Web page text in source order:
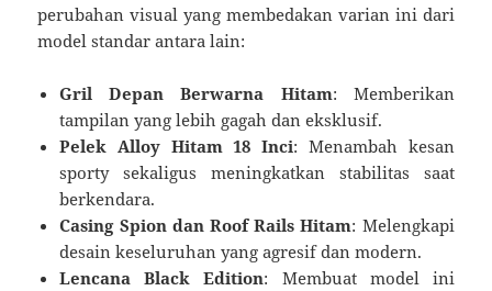
perubahan visual yang membedakan varian ini dari
model standar antara lain:
Gril Depan Berwarna Hitam: Memberikan
tampilan yang lebih gagah dan eksklusif.
Pelek Alloy Hitam 18 Inci: Menambah kesan
sporty sekaligus meningkatkan stabilitas saat
berkendara.
Casing Spion dan Roof Rails Hitam: Melengkapi
desain keseluruhan yang agresif dan modern.
Lencana Black Edition: Membuat model ini